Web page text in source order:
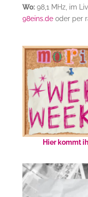
Wo:98,1 MHz, im
98eins.deoder per
Hier kommt